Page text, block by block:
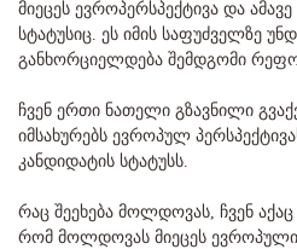
მიეცეს ევროპერსპექტივა და
სტატუსიც. ეს იმის საფუძველზე
განხორციელდება შემდგომი
ჩვენ ერთი ნათელი გზავნილი
იმსახურებს ევროპულ
კანდიდატის სტატუსს.
რაც შეეხება მოლდოვას, ჩვენ
რომ მოლდოვას მიეცეს ევროპული